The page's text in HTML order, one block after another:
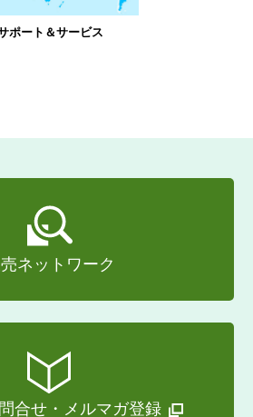
ポート＆サービス
ネットワーク
合せ・メルマガ登録